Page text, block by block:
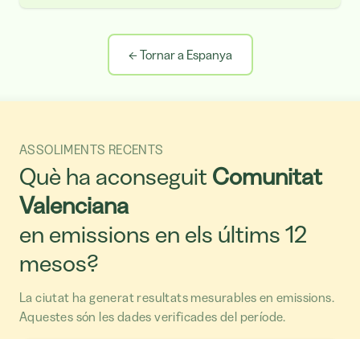
←Tornar a Espanya
ASSOLIMENTS RECENTS
Què ha aconseguit Comunitat
Valenciana
en emissions en els últims 12
mesos?
La ciutat ha generat resultats mesurables en emissions.
Aquestes són les dades verificades del període.